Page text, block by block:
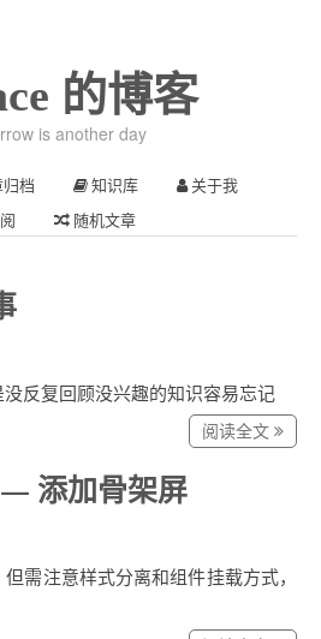
的博客
is another day
归档 知识库 关于我
随机文章
反复回顾没兴趣的知识容易忘记
阅读全文
添加骨架屏
需注意样式分离和组件挂载方式，